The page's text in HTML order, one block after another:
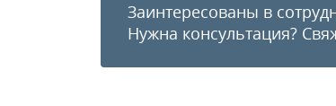
Заинтересованы в
Нужна консультация?